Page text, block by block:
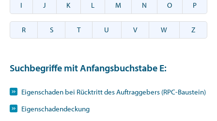
I J K L M N O P
R S T U V W Z
Suchbegriffe mit Anfangsbuchstabe E:
Eigenschaden bei Rücktritt des Auftraggebers (RPC-Baustein)
Eigenschadendeckung